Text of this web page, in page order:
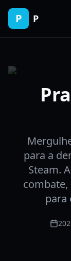
P P
para a
Steam.
combate,
para